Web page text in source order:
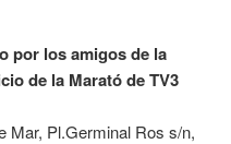
por los amigos de la
de la Marató de TV3
Mar, Pl.Germinal Ros s/n,